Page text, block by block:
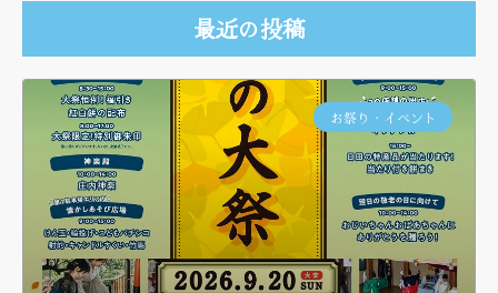
最近の投稿
お祭り・イベント